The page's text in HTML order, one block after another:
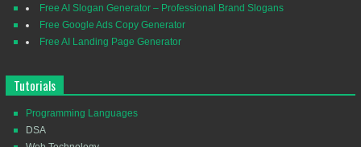
Free AI Slogan Generator – Professional Brand Slogans
Free Google Ads Copy Generator
Free AI Landing Page Generator
Tutorials
Programming Languages
DSA